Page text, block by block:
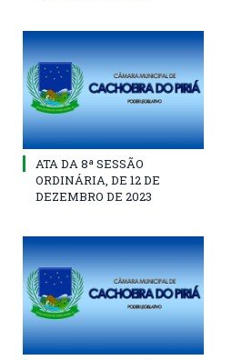
ATA DA 8ª SESSÃO
ORDINÁRIA, DE 12 DE
DEZEMBRO DE 2023